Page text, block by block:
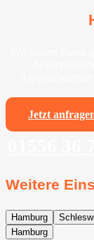
Jetzt
Weitere
Hamburg
Hamburg